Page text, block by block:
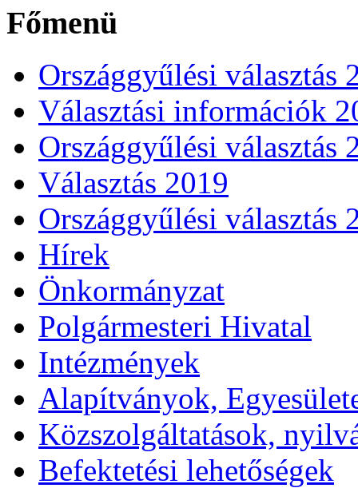
Főmenü
Országgyűlési választás
Választási információk
Országgyűlési választás
Választás 2019
Országgyűlési választás
Hírek
Önkormányzat
Polgármesteri Hivatal
Intézmények
Alapítványok,
Közszolgáltatások,
Befektetési lehetőségek